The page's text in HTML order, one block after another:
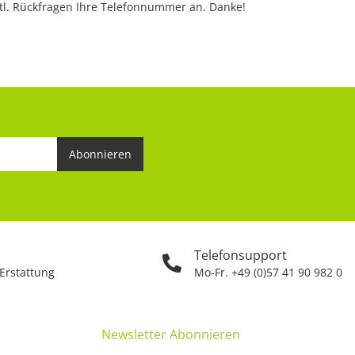
Rückfragen Ihre Telefonnummer an. Danke!
Telefonsupport
Mo-Fr. +49 (0)57 41 90 982 0
Abonnieren
Newsletter Abonnieren